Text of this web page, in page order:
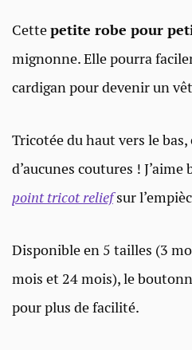
Cettepetite robe pour
mignonne. Elle pourra
cardigan pour devenir un
Tricotée du haut vers le bas,
d’aucunes coutures !
point tricot reliefsur
Disponible en 5 tailles (3
mois et 24 mois), le
pour plus de facilité.